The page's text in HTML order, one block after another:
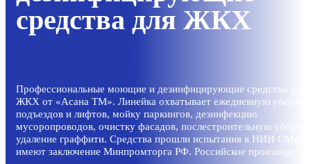
средства для ЖКХ
Профессиональные моющие и дезинфицирующие средства для
ЖКХ от «Асана ТМ». Линейка охватывает ежедневную уборку
подъездов и лифтов, мойку паркингов, дезинфекцию
мусоропроводов, очистку фасадов, послестроительную уборку
удаление граффити. Средства прошли испытания в НИИ СМиТ,
имеют заключение Минпромторга РФ. Российское